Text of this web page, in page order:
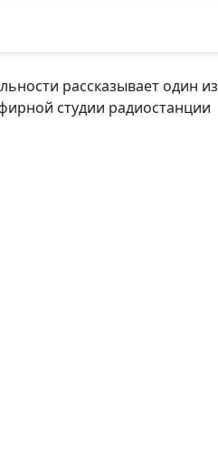
рассказывает один из
студии радиостанции